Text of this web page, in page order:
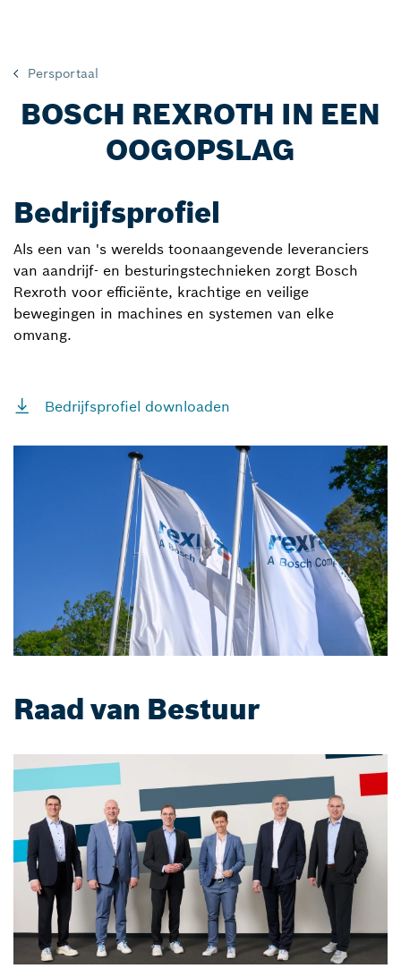
Persportaal
BOSCH REXROTH IN EEN
OOGOPSLAG
Bedrijfsprofiel
Als een van 's werelds toonaangevende leveranciers
van aandrijf- en besturingstechnieken zorgt Bosch
Rexroth voor efficiënte, krachtige en veilige
bewegingen in machines en systemen van elke
omvang.
Bedrijfsprofiel downloaden
Raad van Bestuur